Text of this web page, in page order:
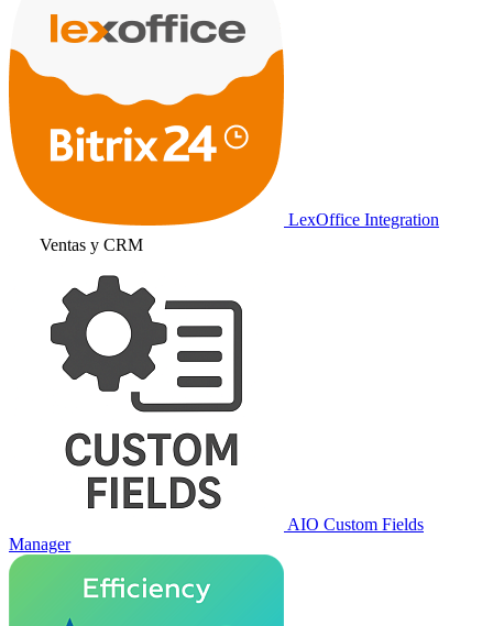
LexOffice Integration
Ventas y CRM
AIO Custom Fields
Manager